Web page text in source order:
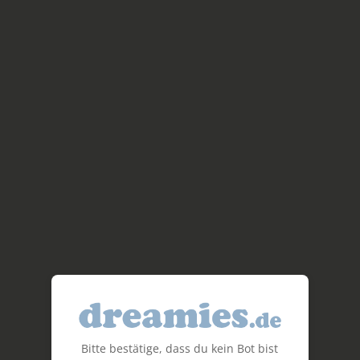
Bitte bestätige, dass du kein Bot bist